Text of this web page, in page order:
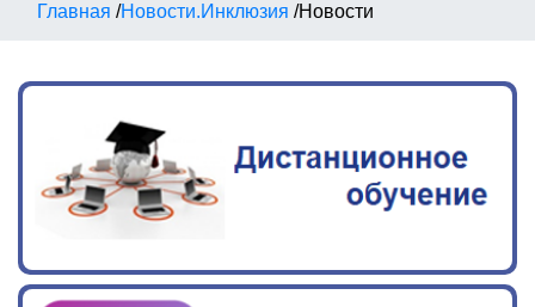
Главная /Новости.Инклюзия /Новости